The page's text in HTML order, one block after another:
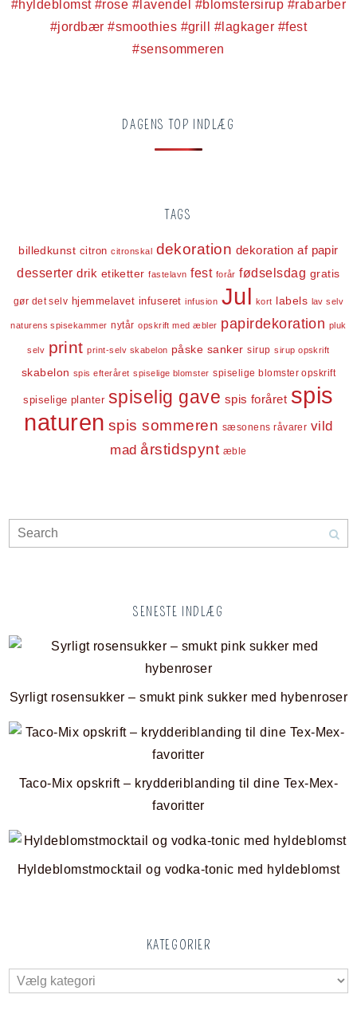
DAGENS TOP INDLÆG
TAGS
billedkunst citron citronskal dekoration dekoration af papir
desserter drik etiketter fastelavn fest forår fødselsdag gratis
gør det selv hjemmelavet infuseret infusion Jul kort labels lav selv
naturens spisekammer nytår opskrift med æbler papirdekoration pluk
selv print print-selv skabelon påske sanker sirup sirup opskrift
skabelon spis efteråret spiselige blomster spiselige blomster opskrift
spiselige planter spiselig gave spis foråret spis
naturen spis sommeren sæsonens råvarer vild
mad årstidspynt æble
SENESTE INDLÆG
Syrligt rosensukker – smukt pink sukker med hybenroser
Taco-Mix opskrift – krydderiblanding til dine Tex-Mex-
favoritter
Hyldeblomstmocktail og vodka-tonic med hyldeblomst
KATEGORIER